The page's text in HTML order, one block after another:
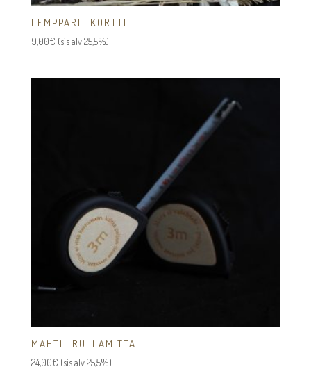
LEMPPARI -KORTTI
9,00€ (sis alv 25,5%)
MAHTI -RULLAMITTA
24,00€ (sis alv 25,5%)